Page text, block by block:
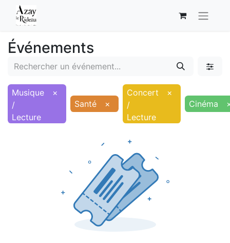
Événements
Musique
/
Lecture
×
Santé
×
Concert
/
Lecture
×
Cinéma